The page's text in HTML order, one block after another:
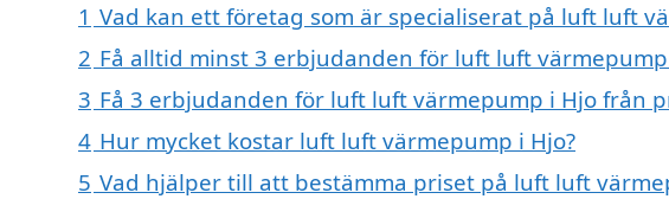
1 Vad kan ett företag som är specialiserat på luft luft
2 Få alltid minst 3 erbjudanden för luft luft
3 Få 3 erbjudanden för luft luft värmepump i Hjo från
4 Hur mycket kostar luft luft värmepump i Hjo?
5 Vad hjälper till att bestämma priset på luft luft